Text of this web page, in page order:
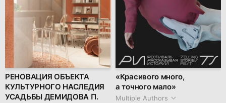
РЕНОВАЦИЯ ОБЪЕКТА
КУЛЬТУРНОГО НАСЛЕДИЯ
УСАДЬБЫ ДЕМИДОВА П.
«Красивого много,
а точного мало»
Multiple Authors